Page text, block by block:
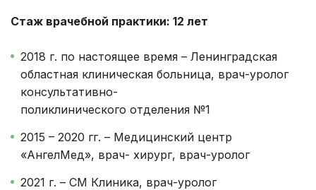
Стаж врачебной практики: 12 лет
2018 г. по настоящее время – Ленинградская
областная клиническая больница, врач-уролог
консультативно-
поликлинического отделения №1
2015 – 2020 гг. – Медицинский центр
«АнгелМед», врач- хирург, врач-уролог
2021 г. – СМ Клиника, врач-уролог